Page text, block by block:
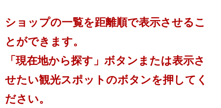
ショップの一覧を距離順で表示させるこ
とができます。
「現在地から探す」ボタンまたは表示さ
せたい観光スポットのボタンを押してく
ださい。